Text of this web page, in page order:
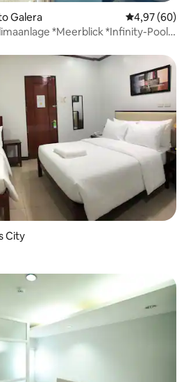
Galera
4,97 (60)
*Meerblick *Infinity-Pool
City